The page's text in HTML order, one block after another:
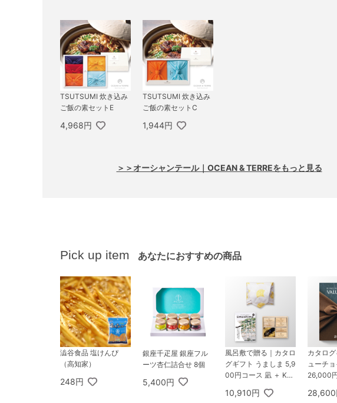
TSUTSUMI 炊き込み
ご飯の素セットE
4,968円
TSUTSUMI 炊き込み
ご飯の素セットC
1,944円
＞＞オーシャンテール｜OCEAN & TERREをもっと見る
Pick up item あなたにおすすめの商品
澁谷食品 塩けんぴ
（高知家）
248円
銀座千疋屋 銀座フル
ーツ杏仁詰合せ 8個
5,400円
風呂敷で贈る｜カタロ
グギフト うましま 5,9
00円コース 凪 ＋ KU
コブロック18個オイ
10,910円
カタロ
ューチョ
26,000
28,600